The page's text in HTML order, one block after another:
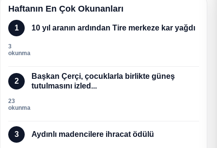
Haftanın En Çok Okunanları
1 10 yıl aranın ardından Tire merkeze kar yağdı
3
okunma
2
Başkan Çerçi, çocuklarla birlikte güneş
tutulmasını izled...
23
okunma
3 Aydınlı madencilere ihracat ödülü